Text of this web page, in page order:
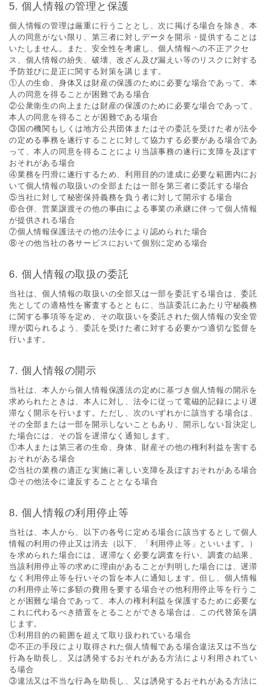
個⼈情報の管理と保護
個⼈情報の管理は厳重に⾏うこととし、次に掲げる場合を除き、本
⼈の同意がない限り、第三者に対しデータを開⽰・提供することは
いたしません。また、安全性を考慮し、個⼈情報への不正アクセ
ス、個⼈情報の紛失、破壊、改ざん及び漏えい等のリスクに対する
予防並びに是正に関する対策を講じます。
①⼈の⽣命、⾝体⼜は財産の保護のために必要な場合であって、本
⼈の同意を得ることが困難である場合
②公衆衛⽣の向上または財産の保護のために必要な場合であって、
本⼈の同意を得ることが困難である場合
③国の機関もしくは地⽅公共団体またはその委託を受けた者が法令
の定める事務を遂⾏することに対して協⼒する必要がある場合であ
って、本⼈の同意を得ることにより当該事務の遂⾏に⽀障を及ぼす
おそれがある場合
④業務を円滑に遂⾏するため、利⽤⽬的の達成に必要な範囲内にお
いて個⼈情報の取扱いの全部または⼀部を第三者に委託する場合
⑤当社に対して秘密保持義務を負う者に対して開⽰する場合
⑥合併、営業譲渡その他の事由による事業の承継に伴って個⼈情報
が提供される場合
⑦個⼈情報保護法その他の法令により認められた場合
⑧その他当社の各サービスにおいて個別に定める場合
個⼈情報の取扱の委託
当社は、個⼈情報の取扱いの全部⼜は⼀部を委託する場合は、委託
先としての適格性を審査するとともに、当該委託にあたり守秘義務
に関する事項等を定め、その取扱いを委託された個⼈情報の安全管
理が図られるよう、委託を受けた者に対する必要かつ適切な監督を
⾏います。
個⼈情報の開⽰
当社は、本⼈から個⼈情報保護法の定めに基づき個⼈情報の開⽰を
求められたときは、本⼈に対し、法令に従って電磁的記録により遅
滞なく開⽰を⾏います。ただし、次のいずれかに該当する場合は、
その全部または⼀部を開⽰しないこともあり、開⽰しない旨決定し
た場合には、その旨を遅滞なく通知します。
①本⼈または第三者の⽣命、⾝体、財産その他の権利利益を害する
おそれがある場合
②当社の業務の適正な実施に著しい⽀障を及ぼすおそれがある場合
③その他法令に違反することとなる場合
個⼈情報の利⽤停⽌等
当社は、本⼈から、以下の各号に定める場合に該当するとして個⼈
情報の利⽤の停⽌⼜は消去（以下、「利⽤停⽌等」といいます。）
を求められた場合には、遅滞なく必要な調査を⾏い、調査の結果、
当該利⽤停⽌等の求めに理由があることが判明した場合には、遅滞
なく利⽤停⽌等を⾏いその旨を本⼈に通知します。但し、個⼈情報
の利⽤停⽌等に多額の費⽤を要する場合その他利⽤停⽌等を⾏うこ
とが困難な場合であって、本⼈の権利利益を保護するために必要な
これに代わるべき措置をとることができる場合は、この代替策を講
じます。
①利⽤⽬的の範囲を超えて取り扱われている場合
②不正の⼿段により取得された個⼈情報である場合違法⼜は不当な
⾏為を助⻑し、⼜は誘発するおそれがある⽅法により利⽤されてい
る場合
③違法⼜は不当な⾏為を助⻑し、⼜は誘発するおそれがある⽅法に